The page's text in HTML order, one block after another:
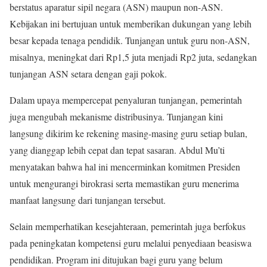
berstatus aparatur sipil negara (ASN) maupun non-ASN.
Kebijakan ini bertujuan untuk memberikan dukungan yang lebih
besar kepada tenaga pendidik. Tunjangan untuk guru non-ASN,
misalnya, meningkat dari Rp1,5 juta menjadi Rp2 juta, sedangkan
tunjangan ASN setara dengan gaji pokok.
Dalam upaya mempercepat penyaluran tunjangan, pemerintah
juga mengubah mekanisme distribusinya. Tunjangan kini
langsung dikirim ke rekening masing-masing guru setiap bulan,
yang dianggap lebih cepat dan tepat sasaran. Abdul Mu’ti
menyatakan bahwa hal ini mencerminkan komitmen Presiden
untuk mengurangi birokrasi serta memastikan guru menerima
manfaat langsung dari tunjangan tersebut.
Selain memperhatikan kesejahteraan, pemerintah juga berfokus
pada peningkatan kompetensi guru melalui penyediaan beasiswa
pendidikan. Program ini ditujukan bagi guru yang belum